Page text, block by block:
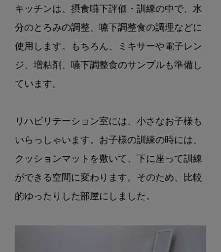
キッチンは、摂食嚥下評価・訓練の中で、水
分のとろみの調整、嚥下調整食の調理などに
使用します。もちろん、ミキサーや電子レン
ジ、増粘剤、嚥下調整食のサンプルも準備し
ています。
リハビリテーション室には、小さなお子様も
いらっしゃいます。お子様の訓練の時には、
クッションマットを敷いて、下に座って訓練
ができる空間に変わります。そのため、比較
的ゆったりした部屋にしました。